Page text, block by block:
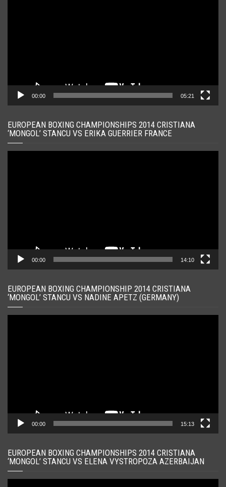
00:00 05:21
EUROPEAN BOXING CHAMPIONSHIPS 2014 CRISTIANA
‘MONGOL’ STANCU VS ERIKA GUERRIER FRANCE
00:00 14:10
EUROPEAN BOXING CHAMPIONSHIP 2014 CRISTIANA
‘MONGOL’ STANCU VS NADINE APETZ (GERMANY)
00:00 15:13
EUROPEAN BOXING CHAMPIONSHIPS 2014 CRISTIANA
‘MONGOL’ STANCU VS ELENA VYSTROPOZA AZERBAIJAN